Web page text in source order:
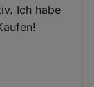
Ich habe